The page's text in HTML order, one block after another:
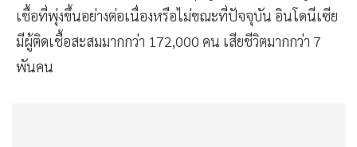
เชื้อที่พุ่งขึ้นอย่างต่อเนื่องหรือไม่ขณะที่ปัจจุบัน อินโดนีเซีย
มีผู้ติดเชื้อสะสมมากกว่า 172,000 คน เสียชีวิตมากกว่า 7
พันคน